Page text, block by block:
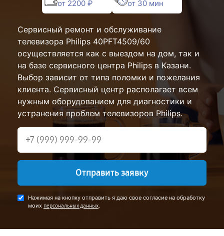
от 2200 ₽ от 30 мин
Сервисный ремонт и обслуживание
телевизора Philips 40PFT4509/60
осуществляется как с выездом на дом, так и
на базе сервисного центра Philips в Казани.
Выбор зависит от типа поломки и пожелания
клиента. Сервисный центр располагает всем
нужным оборудованием для диагностики и
устранения проблем телевизоров Philips.
Отправить заявку
Нажимая на кнопку отправить я даю свое согласие на обработку
моих персональных данных.